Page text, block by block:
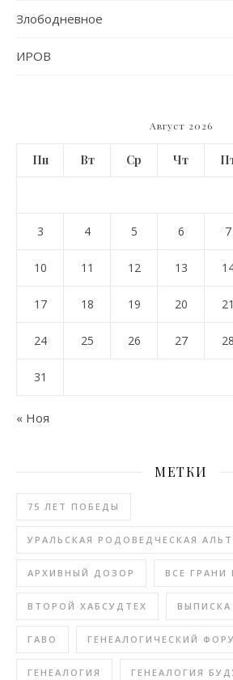
Злободневное
ИРОВ
Август 2026
Пн Вт Ср Чт
3 4 5 6 7
10 11 12 13
17 18 19 20 21
24 25 26 27 28
31
« Ноя
МЕТКИ
75 ЛЕТ ПОБЕДЫ
УРАЛЬСКАЯ РОДОВЕДЧЕСКАЯ
АРХИВНЫЙ ДОЗОР ВСЕ ГРАНИ
ВТОРОЙ ХАБСУДТЕХ
ГАВО ГЕНЕАЛОГИЧЕСКИЙ
ГЕНЕАЛОГИЯ ГЕНЕАЛОГИЯ